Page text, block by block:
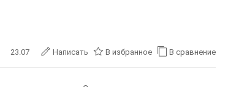
23.07 Написать В избранное В сравнение